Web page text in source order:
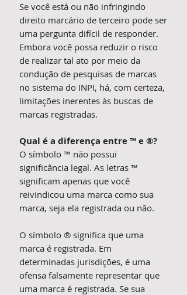
Se você está ou não infringindo
direito marcário de terceiro pode ser
uma pergunta difícil de responder.
Embora você possa reduzir o risco
de realizar tal ato por meio da
condução de pesquisas de marcas
no sistema do INPI, há, com certeza,
limitações inerentes às buscas de
marcas registradas.
Qual é a diferença entre ™ e ®?
O símbolo ™ não possui
significância legal. As letras ™
significam apenas que você
reivindicou uma marca como sua
marca, seja ela registrada ou não.
O símbolo ® significa que uma
marca é registrada. Em
determinadas jurisdições, é uma
ofensa falsamente representar que
uma marca é registrada. Se sua